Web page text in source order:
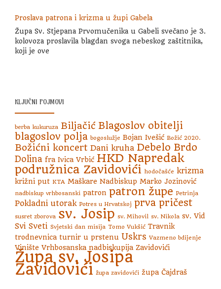
Proslava patrona i krizma u župi Gabela
Župa Sv. Stjepana Prvomučenika u Gabeli svečano je 3.
kolovoza proslavila blagdan svoga nebeskog zaštitnika,
koji je ove
KLJUČNI POJMOVI
berba kukuruza Biljačić Blagoslov obitelji
blagoslov polja bogoslužje Bojan Ivešić Božić 2020.
Božićni koncert Dani kruha Debelo Brdo
Dolina fra Ivica Vrbić HKD Napredak
podružnica Zavidovići hodočašće krizma
križni put KTA Maškare Nadbiskup Marko Jozinović
nadbiskup vrhbosanski patron patron župe Petrinja
Pokladni utorak Potres u Hrvatskoj prva pričest
susret zborova sv. Josip sv. Mihovil sv. Nikola sv. Vid
Svi Sveti Svjetski dan misija Tomo Vukšić Travnik
trodnevnica turnir u prstenu Uskrs Vazmeno bdijenje
Vinište Vrhbosanska nadbiskupija Zavidovići
Župa sv. Josipa
Zavidovići župa zavidovići župa Čajdraš